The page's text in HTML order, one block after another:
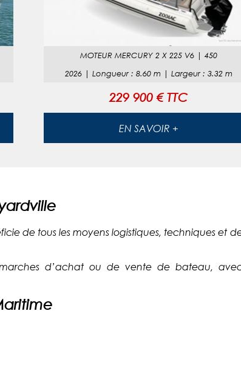
MOTEUR MERCURY 2 X 225 V6| 450
2026| Longueur: 8.60m | Largeur: 3.32m
229 900 € TTC
EN SAVOIR +
de tous les moyens logistiques, techniques et
d’achat ou de vente de bateau,